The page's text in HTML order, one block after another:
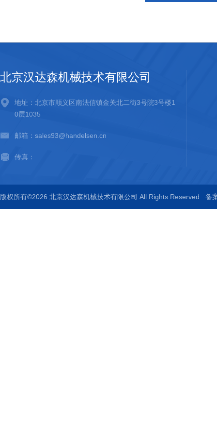
北京汉达森机械技术有限公司
地址：北京市顺义区南法信镇金关北二街3号院3号楼1
0层1035
邮箱：sales93@handelsen.cn
传真：
版权所有©2026 北京汉达森机械技术有限公司 All Rights Reserved 备